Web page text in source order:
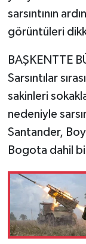
sarsıntının
görüntüleri
BAŞKENTTE
Sarsıntılar
sakinleri
nedeniyle
Santander,
Bogota dahil